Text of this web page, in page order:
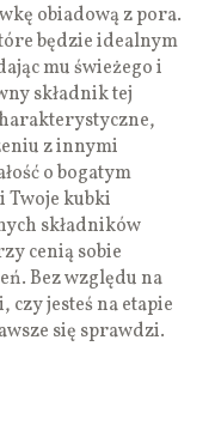
obiadową z pora.
będzie idealnym
mu świeżego i
składnik tej
z innymi
o bogatym
Twoje kubki
składników
cenią sobie
Bez względu na
jesteś na etapie
się sprawdzi.